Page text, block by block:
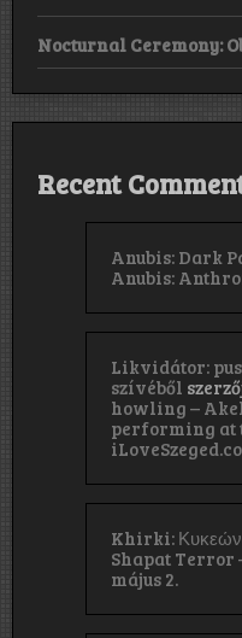
Nocturnal Ceremony:
Recent
Anubis: Dark
Anubis:
Likvidátor:
szívéből
howling –
performing at
Khirki:
Shapat Terror
május 2.